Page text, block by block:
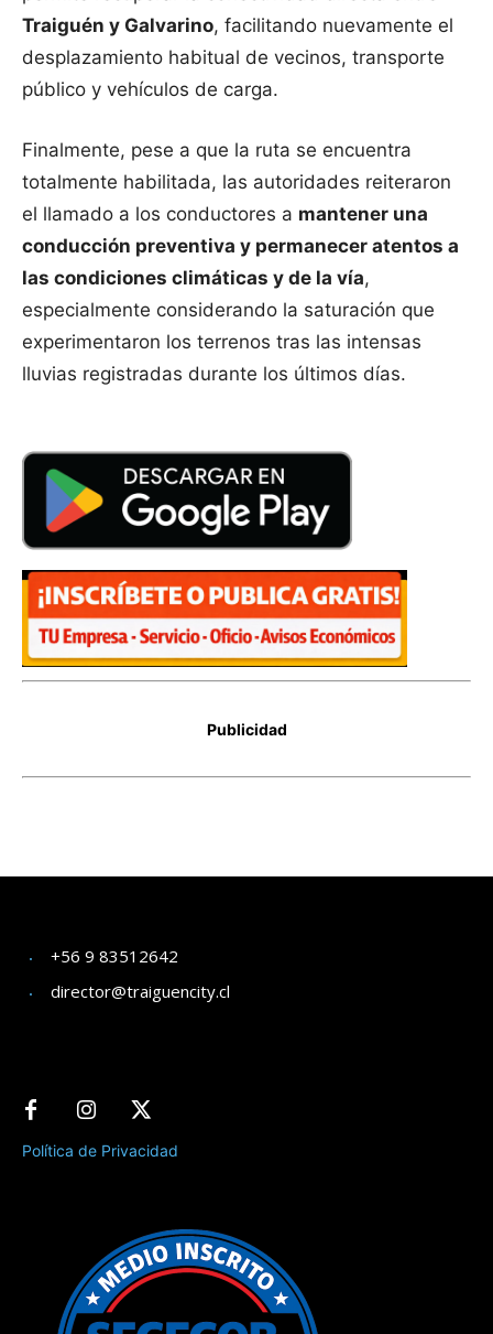
+56 9 83512642
director@traiguencity.cl
Política de Privacidad